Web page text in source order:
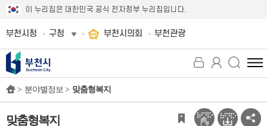
이 누리집은 대한민국 공식 전자정부 누리집입니다.
부천시청 구청 부천시의회 부천관광
전
체
뉴
보
> 분야별정보 > 맞춤형복지
맞춤형복지